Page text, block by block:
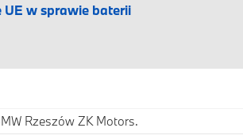
Rzeszów ZK Motors.
UE w sprawie baterii